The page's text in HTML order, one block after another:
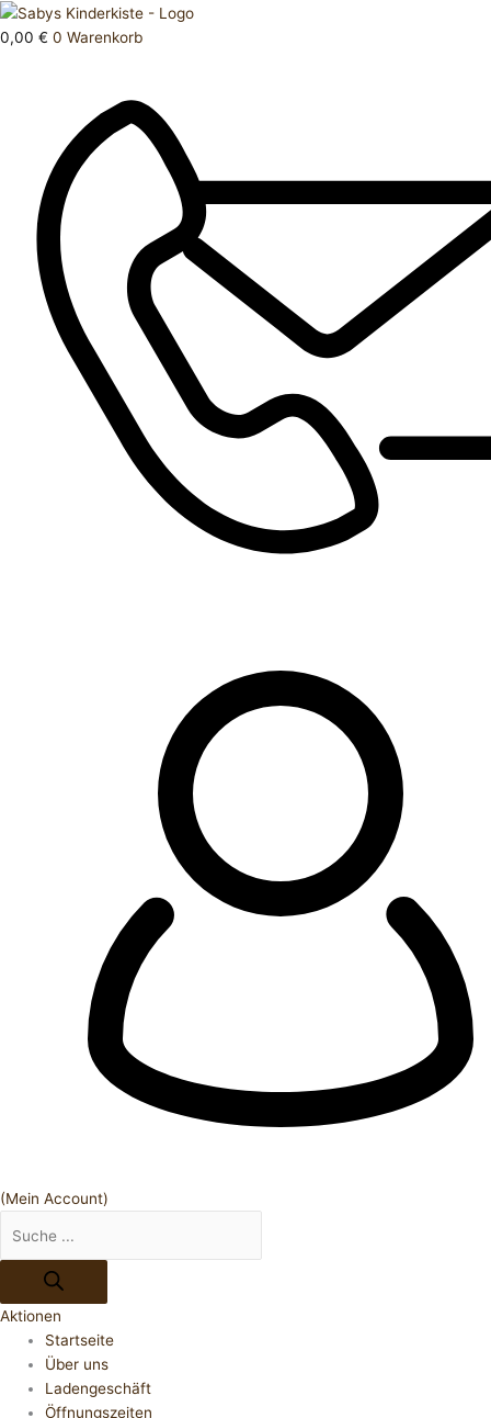
Zum
Inhalt
0,00 € 0 Warenkorb
(Mein Account)
Products
search
Aktionen
Startseite
Über uns
Ladengeschäft
Öffnungszeiten
Betthimmel
Menge